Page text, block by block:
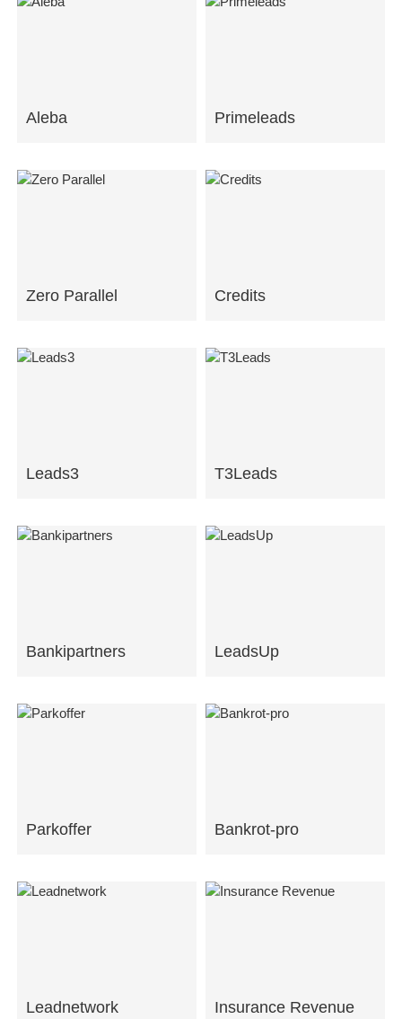
Aleba Primeleads
Zero Parallel Credits
Leads3 T3Leads
Bankipartners LeadsUp
Parkoffer Bankrot-pro
Leadnetwork Insurance Revenue